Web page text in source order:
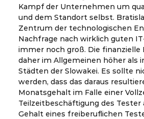
Kampf der Unternehmen um
und dem Standort selbst.
Zentrum der technologischen
Nachfrage nach wirklich guten
immer noch groß. Die
daher im Allgemeinen höher als
Städten der Slowakei. Es sollte
werden, dass das daraus
Monatsgehalt im Falle einer
Teilzeitbeschäftigung des Tester
Gehalt eines freiberuflichen